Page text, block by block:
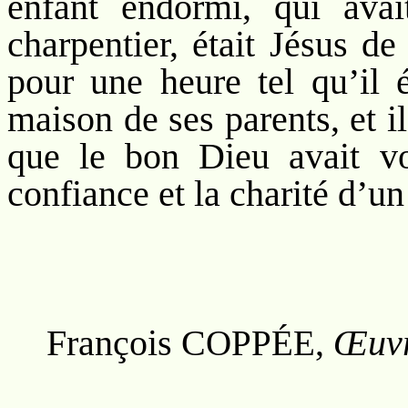
charpentier, était Jésus
pour une heure tel qu’il
maison de ses parents, et
que le bon Dieu avait
confiance et la charité
François COPPÉE,